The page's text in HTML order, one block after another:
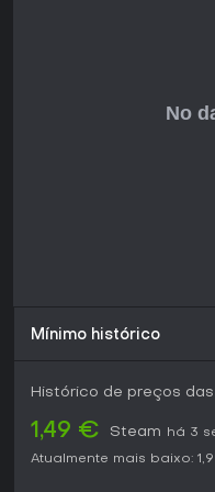
1.835 usuários, graças à
Mínimo histórico
Histórico de preços
1,49 € Steam
há 3
Atualmente mais baixo: